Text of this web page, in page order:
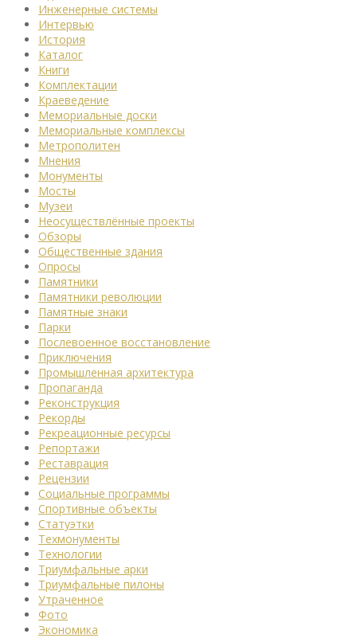
Инженерные системы
Интервью
История
Каталог
Книги
Комплектации
Краеведение
Мемориальные доски
Мемориальные комплексы
Метрополитен
Мнения
Монументы
Мосты
Музеи
Неосуществлённые проекты
Обзоры
Общественные здания
Опросы
Памятники
Памятники революции
Памятные знаки
Парки
Послевоенное восстановление
Приключения
Промышленная архитектура
Пропаганда
Реконструкция
Рекорды
Рекреационные ресурсы
Репортажи
Реставрация
Рецензии
Социальные программы
Спортивные объекты
Статуэтки
Техмонументы
Технологии
Триумфальные арки
Триумфальные пилоны
Утраченное
Фото
Экономика